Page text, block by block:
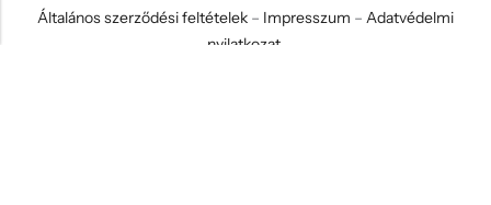
Általános szerződési feltételek – Impresszum – Adatvédelmi
nyilatkozat